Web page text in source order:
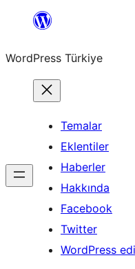
İçeriğe
WordPress Türkiye
Temalar
Eklentiler
Haberler
Hakkında
Facebook
Twitter
WordPress